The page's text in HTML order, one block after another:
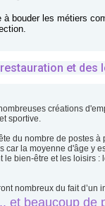
à bouder les métiers
et des
créations
sportive.
du nombre de postes
car la moyenne d'âge y
bien-être et les loisirs :
nombreux du fait
et beaucoup de